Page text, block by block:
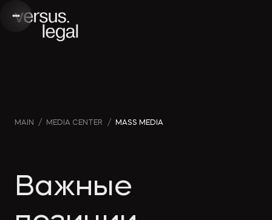
Интеллектуальная
Архитектура
и проектирование
Webinars
Company
news
MAIN / MEDIA CENTER / MASS MEDIA
Важные